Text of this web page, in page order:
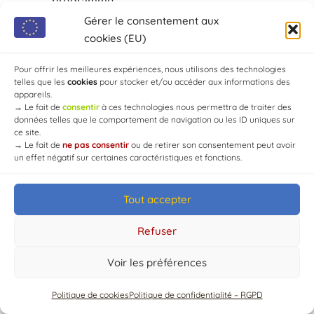
Gérer le consentement aux
cookies (EU)
Pour offrir les meilleures expériences, nous utilisons des technologies
telles que les cookies pour stocker et/ou accéder aux informations des
appareils.
→ Le fait de consentir à ces technologies nous permettra de traiter des
données telles que le comportement de navigation ou les ID uniques sur
ce site.
→ Le fait de ne pas consentir ou de retirer son consentement peut avoir
un effet négatif sur certaines caractéristiques et fonctions.
Tout accepter
Refuser
Voir les préférences
Politique de cookiesPolitique de confidentialité – RGPD
© Mairie de Chaource [2004-2024] | Tous droits réservés.